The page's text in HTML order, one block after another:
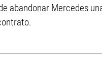
abandonar Mercedes